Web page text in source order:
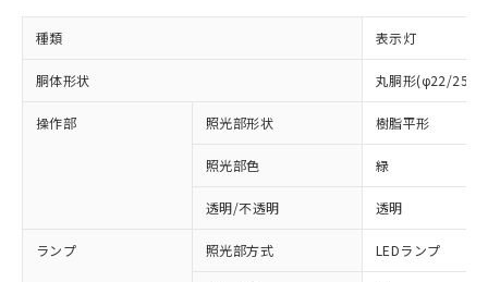
種類 表示灯
胴体形状 丸胴形(φ22/
操作部 照光部形状 樹脂平形
照光部色 緑
透明/不透明 透明
ランプ 照光部方式 LEDランプ